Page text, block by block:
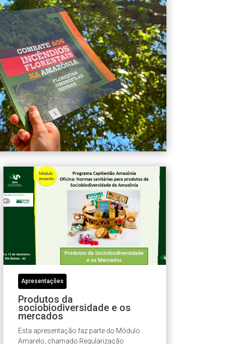
Apresentações
Produtos da
sociobiodiversidade e os
mercados
Esta apresentação faz parte do Módulo
Amarelo, chamado Regularização